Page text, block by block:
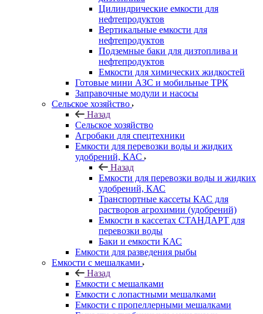
Цилиндрические емкости для
нефтепродуктов
Вертикальные емкости для
нефтепродуктов
Подземные баки для дизтоплива и
нефтепродуктов
Емкости для химических жидкостей
Готовые мини АЗС и мобильные ТРК
Заправочные модули и насосы
Сельское хозяйство
Назад
Сельское хозяйство
Агробаки для спецтехники
Емкости для перевозки воды и жидких
удобрений, КАС
Назад
Емкости для перевозки воды и жидких
удобрений, КАС
Транспортные кассеты КАС для
растворов агрохимии (удобрений)
Емкости в кассетах СТАНДАРТ для
перевозки воды
Баки и емкости КАС
Емкости для разведения рыбы
Емкости с мешалками
Назад
Емкости с мешалками
Емкости с лопастными мешалками
Емкости с пропеллерными мешалками